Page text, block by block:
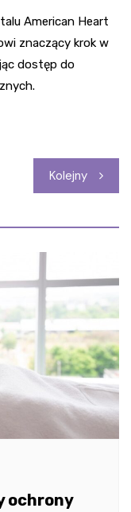
American Heart
znaczący krok w
dostęp do
Kolejny
ochrony